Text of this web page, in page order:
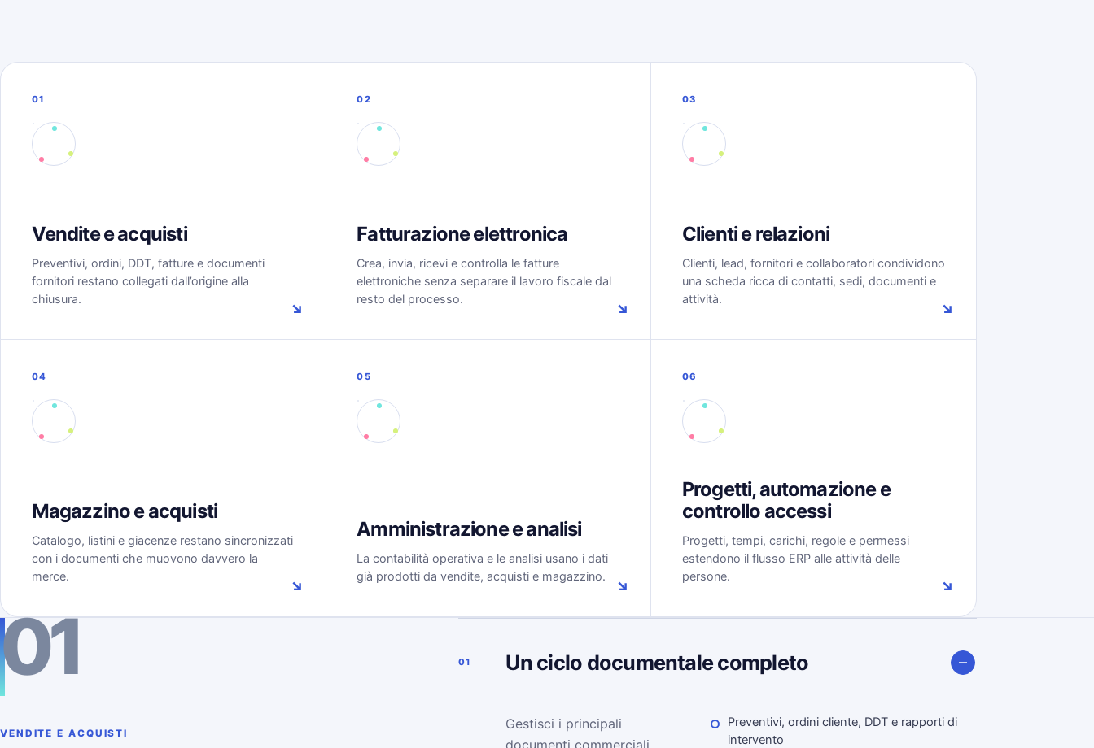
01
Vendite e acquisti
Preventivi, ordini, DDT, fatture e documenti
fornitori restano collegati dall’origine alla
chiusura.
↘
02
Fatturazione elettronica
Crea, invia, ricevi e controlla le fatture
elettroniche senza separare il lavoro fiscale dal
resto del processo.
↘
03
Clienti e relazioni
Clienti, lead, fornitori e collaboratori condividono
una scheda ricca di contatti, sedi, documenti e
attività.
↘
04
Magazzino e acquisti
Catalogo, listini e giacenze restano sincronizzati
con i documenti che muovono davvero la
merce.
↘
05
Amministrazione e analisi
La contabilità operativa e le analisi usano i dati
già prodotti da vendite, acquisti e magazzino.
↘
06
Progetti, automazione e
controllo accessi
Progetti, tempi, carichi, regole e permessi
estendono il flusso ERP alle attività delle
persone.
↘
01
VENDITE E ACQUISTI
01 Un ciclo documentale completo
Gestisci i principali
documenti commerciali
Preventivi, ordini cliente, DDT e rapporti di
intervento